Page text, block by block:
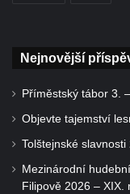
Nejnovější
Příměstský tábor 3.
Objevte tajemství
Tolštejnské slavnosti
Mezinárodní
Filipově 2026 – XIX.